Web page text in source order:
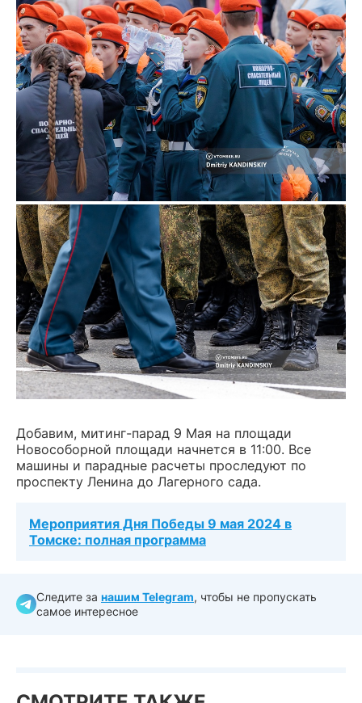
Добавим, митинг-парад 9 Мая на площади
Новособорной площади начнется в 11:00. Все
машины и парадные расчеты проследуют по
проспекту Ленина до Лагерного сада.
Мероприятия Дня Победы 9 мая 2024 в
Томске: полная программа
Следите за нашим Telegram, чтобы не пропускать
самое интересное